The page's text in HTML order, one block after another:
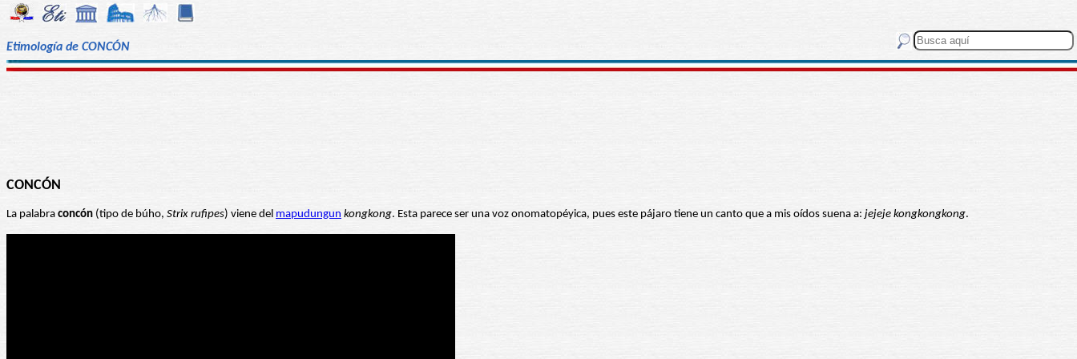
Etimología de CONCÓN
CONCÓN
La palabra concón (tipo de búho, Strix rufipes) viene del mapudungun kongkong. Esta parece ser una voz onomatopéyica, pues este pájaro tiene un canto que a mis oídos suena a: jejeje kongkongkong.